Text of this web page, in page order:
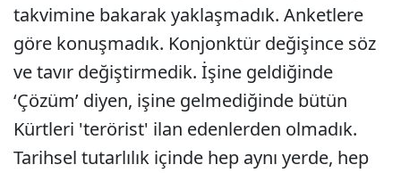
takvimine bakarak yaklaşmadık. Anketlere
göre konuşmadık. Konjonktür değişince söz
ve tavır değiştirmedik. İşine geldiğinde
‘Çözüm’ diyen, işine gelmediğinde bütün
Kürtleri 'terörist' ilan edenlerden olmadık.
Tarihsel tutarlılık içinde hep aynı yerde, hep